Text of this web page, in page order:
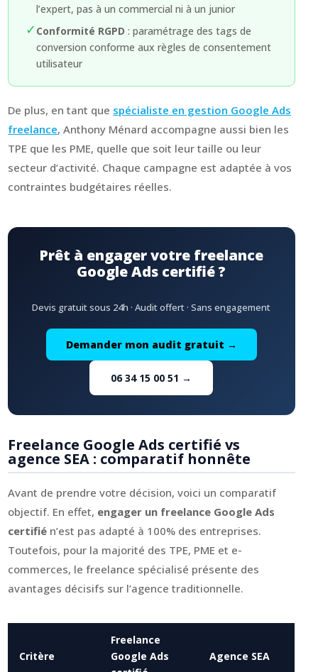
l’expert, pas à un commercial ni à un junior
✓ Conformité RGPD : paramétrage des tags de
conversion conforme aux règles de consentement
utilisateur
De plus, en tant que spécialiste en gestion Google Ads
freelance, Anthony Ménard accompagne aussi bien les
TPE que les PME, quelle que soit leur taille ou leur
secteur d’activité. Chaque campagne est adaptée à vos
contraintes budgétaires réelles.
Prêt à engager votre freelance
Google Ads certifié ?
Devis gratuit sous 24h · Audit offert · Sans engagement
Demander mon audit gratuit →
06 34 15 00 51 →
Freelance Google Ads certifié vs
agence SEA : comparatif honnête
Avant de prendre votre décision, voici un comparatif
objectif. En effet, engager un freelance Google Ads
certifié n’est pas adapté à 100% des entreprises.
Toutefois, pour la majorité des TPE, PME et e-
commerces, le freelance spécialisé présente des
avantages décisifs sur l’agence traditionnelle.
Critère
Freelance
Google Ads
Agence SEA